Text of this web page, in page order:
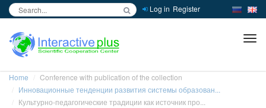
Log in Register
Home
Conference with publication of the collection
Инновационные тенденции развития системы образован...
Культурно-педагогические традиции как источник про...